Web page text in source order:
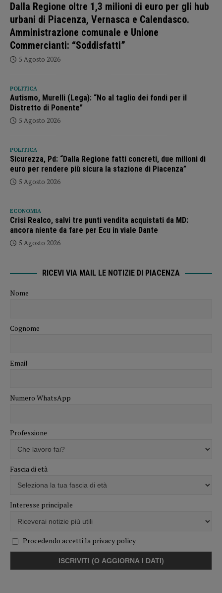
Dalla Regione oltre 1,3 milioni di euro per gli hub
urbani di Piacenza, Vernasca e Calendasco.
Amministrazione comunale e Unione
Commercianti: “Soddisfatti”
5 Agosto 2026
POLITICA
Autismo, Murelli (Lega): “No al taglio dei fondi per il
Distretto di Ponente”
5 Agosto 2026
POLITICA
Sicurezza, Pd: “Dalla Regione fatti concreti, due milioni di
euro per rendere più sicura la stazione di Piacenza”
5 Agosto 2026
ECONOMIA
Crisi Realco, salvi tre punti vendita acquistati da MD:
ancora niente da fare per Ecu in viale Dante
5 Agosto 2026
RICEVI VIA MAIL LE NOTIZIE DI PIACENZA
Nome
Cognome
Email
Numero WhatsApp
Professione
Fascia di età
Interesse principale
Procedendo accetti la privacy policy